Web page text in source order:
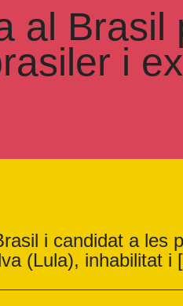
al Brasil
i
i candidat a les
(Lula), inhabilitat